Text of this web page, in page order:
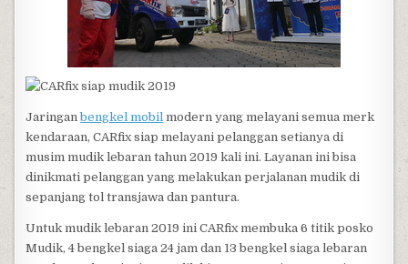
Jaringanbengkel mobil modern yang melayani semua merk
kendaraan, CARfix siap melayani pelanggan setianya di
musim mudik lebaran tahun 2019 kali ini. Layanan ini bisa
dinikmati pelanggan yang melakukan perjalanan mudik di
sepanjang tol transjawa dan pantura.
Untuk mudik lebaran 2019 ini CARfix membuka 6 titik posko
Mudik, 4 bengkel siaga 24 jam dan 13 bengkel siaga lebaran